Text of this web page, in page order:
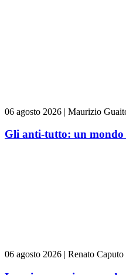
06 agosto 2026 | Maurizio
Gli anti-tutto: un
06 agosto 2026 | Renato